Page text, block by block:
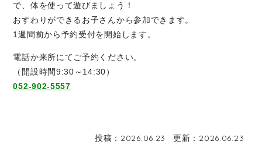
で、体を使って遊びましょう！
おすわりができるお子さんから参加できます。
1週間前から予約受付を開始します。
電話か来所にてご予約ください。
（開設時間9:30～14:30）
052-902-5557
投稿： 2026.06.23 更新： 2026.06.23